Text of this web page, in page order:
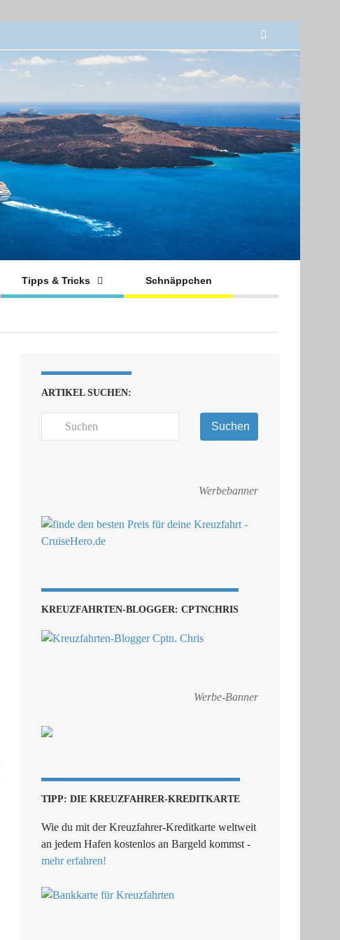
Tipps & Tricks Schnäppchen
ARTIKEL SUCHEN:
Suchen
Werbebanner
KREUZFAHRTEN-BLOGGER: CPTNCHRIS
Werbe-Banner
TIPP: DIE KREUZFAHRER-KREDITKARTE
Wie du mit der Kreuzfahrer-Kreditkarte weltweit
an jedem Hafen kostenlos an Bargeld kommst -
mehr erfahren!